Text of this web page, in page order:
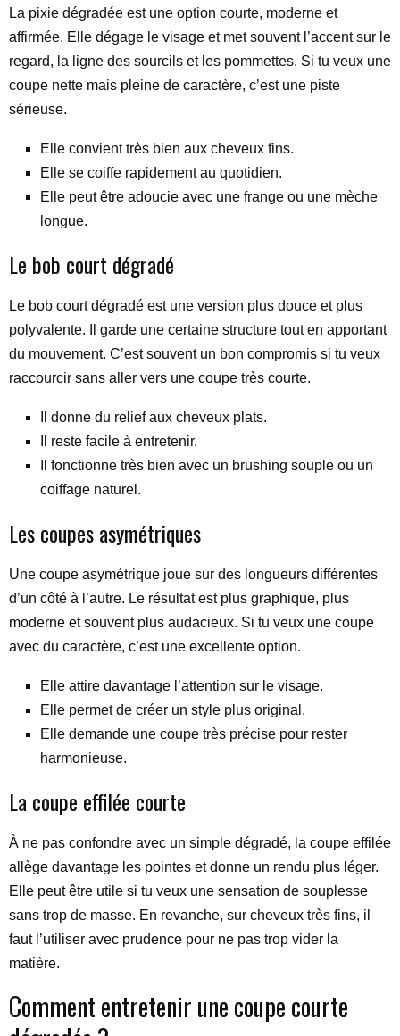
La pixie dégradée est une option courte, moderne et
affirmée. Elle dégage le visage et met souvent l’accent sur le
regard, la ligne des sourcils et les pommettes. Si tu veux une
coupe nette mais pleine de caractère, c’est une piste
sérieuse.
Elle convient très bien aux cheveux fins.
Elle se coiffe rapidement au quotidien.
Elle peut être adoucie avec une frange ou une mèche
longue.
Le bob court dégradé
Le bob court dégradé est une version plus douce et plus
polyvalente. Il garde une certaine structure tout en apportant
du mouvement. C’est souvent un bon compromis si tu veux
raccourcir sans aller vers une coupe très courte.
Il donne du relief aux cheveux plats.
Il reste facile à entretenir.
Il fonctionne très bien avec un brushing souple ou un
coiffage naturel.
Les coupes asymétriques
Une coupe asymétrique joue sur des longueurs différentes
d’un côté à l’autre. Le résultat est plus graphique, plus
moderne et souvent plus audacieux. Si tu veux une coupe
avec du caractère, c’est une excellente option.
Elle attire davantage l’attention sur le visage.
Elle permet de créer un style plus original.
Elle demande une coupe très précise pour rester
harmonieuse.
La coupe effilée courte
À ne pas confondre avec un simple dégradé, la coupe effilée
allège davantage les pointes et donne un rendu plus léger.
Elle peut être utile si tu veux une sensation de souplesse
sans trop de masse. En revanche, sur cheveux très fins, il
faut l’utiliser avec prudence pour ne pas trop vider la
matière.
Comment entretenir une coupe courte